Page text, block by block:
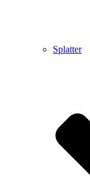
Splatter